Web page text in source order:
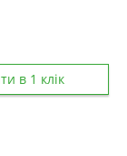
в 1 клік